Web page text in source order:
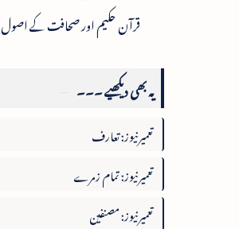
قرآن حکیم اور صحافت کے اصول
یہ بھی دیکھیے ۔۔۔
تعمیرنیوز: تعارف
تعمیرنیوز: تمام زمرے
تعمیرنیوز: مصنفین